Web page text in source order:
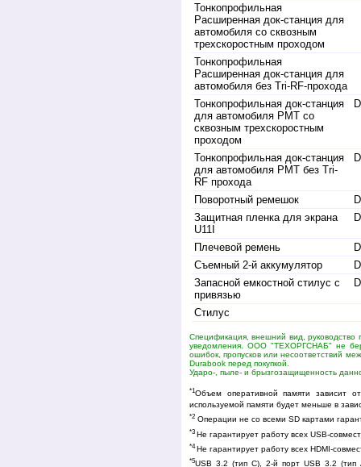
Тонкопрофильная
Расширенная док-станция для
автомобиля со сквозным
трехскоростным проходом
Тонкопрофильная
Расширенная док-станция для
автомобиля без Tri-RF-прохода
Тонкопрофильная док-станция
для автомобиля PMT со
сквозным трехскоростным
проходом
Тонкопрофильная док-станция
для автомобиля PMT без Tri-
RF прохода
Поворотный ремешок
Защитная пленка для экрана
U11I
Плечевой ремень
Съемный 2-й аккумулятор
Запасной емкостной стилус с
привязью
Стилус
Спецификация, внешний вид, руководство
уведомления. ООО "ТЕХОРГСНАБ" не
ошибок, пропусков или несоответствий
Durabook перед покупкой.
Ударо-, пыле- и брызгозащищенность
*1Объем оперативной памяти зависит
используемой памяти будет меньше в
*2 Операции не со всеми SD картами
*3 Не гарантирует работу всех USB-
*4Не гарантирует работу всех HDMI-
*5USB 3.2 (тип C), 2-й порт USB 3.2 (тип